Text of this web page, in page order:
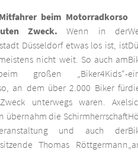
beim Motorradkorso
Zweck. Wenn in der
Düsseldorf etwas los ist, ist
nicht weit. So auch am
großen „Biker4Kids“-
an dem über 2.000 Biker für
unterwegs waren. Axel
übernahm die Schirmherrschaft
und auch der
Thomas Röttgermann